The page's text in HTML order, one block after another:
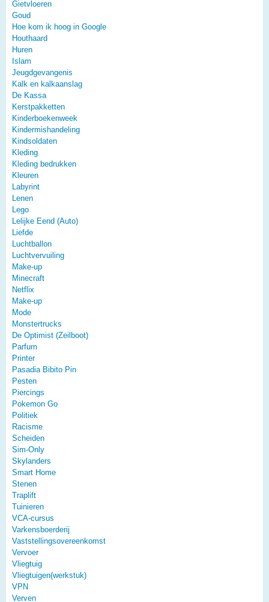
Gietvloeren
Goud
Hoe kom ik hoog in Google
Houthaard
Huren
Islam
Jeugdgevangenis
Kalk en kalkaanslag
De Kassa
Kerstpakketten
Kinderboekenweek
Kindermishandeling
Kindsoldaten
Kleding
Kleding bedrukken
Kleuren
Labyrint
Lenen
Lego
Lelijke Eend (Auto)
Liefde
Luchtballon
Luchtvervuiling
Make-up
Minecraft
Netflix
Make-up
Mode
Monstertrucks
De Optimist (Zeilboot)
Parfum
Printer
Pasadia Bibito Pin
Pesten
Piercings
Pokemon Go
Politiek
Racisme
Scheiden
Sim-Only
Skylanders
Smart Home
Stenen
Traplift
Tuinieren
VCA-cursus
Varkensboerderij
Vaststellingsovereenkomst
Vervoer
Vliegtuig
Vliegtuigen(werkstuk)
VPN
Verven